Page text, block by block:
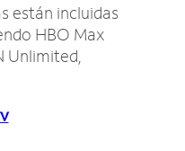
están incluidas
HBO Max
Unlimited,